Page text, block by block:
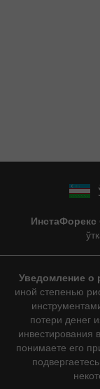
ИнстаФорекс
Уведомление о
иной степенью
потери денег
инвестирования
понимаете его